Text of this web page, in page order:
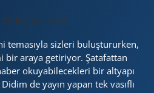
temasıyla sizleri buluştururken,
bir araya getiriyor. Şatafattan
okuyabilecekleri bir altyapı
de yayın yapan tek vasıflı